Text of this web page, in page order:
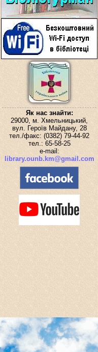
Як нас знайти:
29000, м. Хмельницький,
вул. Героїв Майдану, 28
тел./факс: (0382) 79-44-92
тел.: 65-58-25
e-mail:
library.ounb.km@gmail.com